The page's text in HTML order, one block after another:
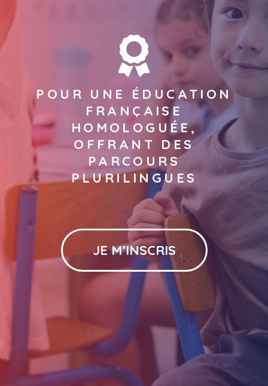
POUR UNE ÉDUCATION
FRANÇAISE
HOMOLOGUÉE,
OFFRANT DES
PARCOURS
PLURILINGUES
JE M’INSCRIS